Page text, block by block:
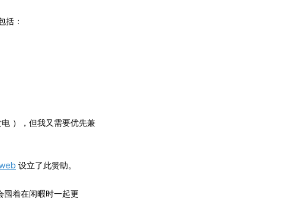
括：
），但我又需要优先兼
设立了此赞助。
囤着在闲暇时一起更